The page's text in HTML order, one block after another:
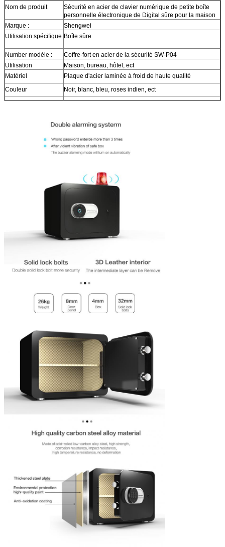
Nom de produit
Sécurité en acier de clavier numérique de petite boîte
personnelle électronique de Digital sûre pour la maison
Marque :
Shengwei
Utilisation spécifique
:
Boîte sûre
Number modèle :
Coffre-fort en acier de la sécurité SW-P04
Utilisation
Maison, bureau, hôtel, ect
Matériel
Plaque d'acier laminée à froid de haute qualité
Couleur
Noir, blanc, bleu, roses indien, ect
Surface
Le poudre-manteau époxyde a fini
Avec la serrure numérique d'empreinte digitale ou
numérique + coffre-fort en acier de sécurité de serrure
d'empreinte digitale
Environ 15 jours après paiement